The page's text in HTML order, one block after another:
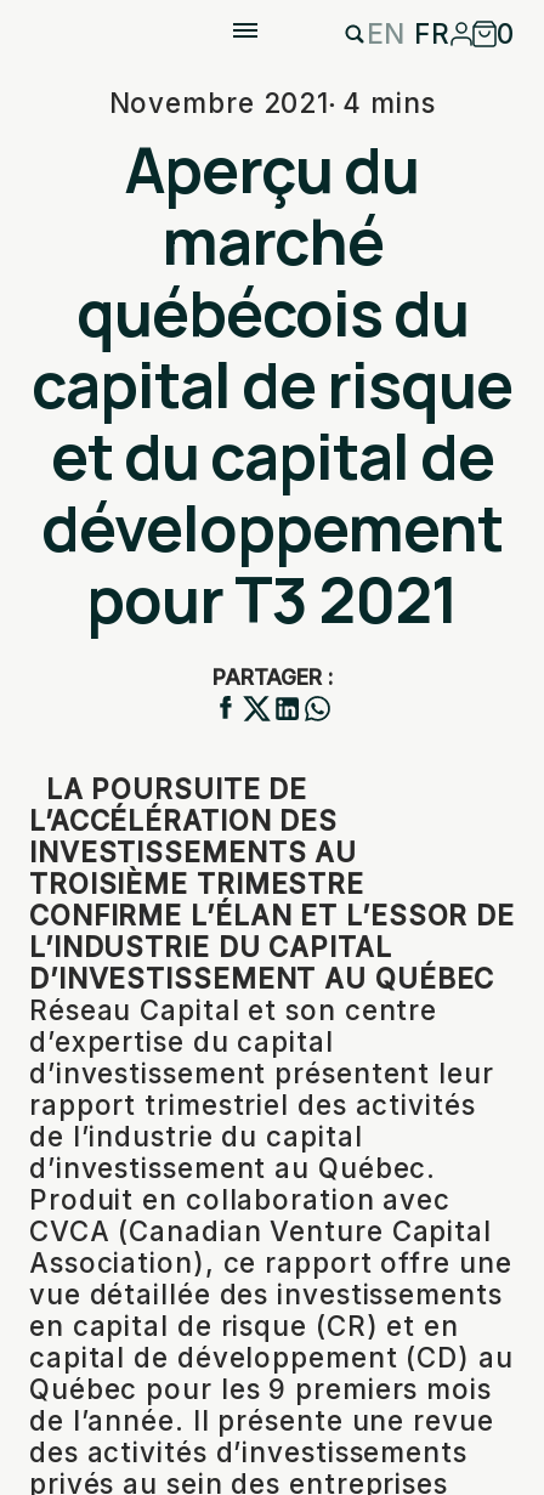
EN FR 0
Novembre 2021 4 mins
Aperçu du
marché
québécois du
capital de risque
et du capital de
développement
pour T3 2021
PARTAGER :
LA POURSUITE DE
L’ACCÉLÉRATION DES
INVESTISSEMENTS AU
TROISIÈME TRIMESTRE
CONFIRME L’ÉLAN ET L’ESSOR DE
L’INDUSTRIE DU CAPITAL
D’INVESTISSEMENT AU QUÉBEC
Réseau Capital et son centre
d’expertise du capital
d’investissement présentent leur
rapport trimestriel des activités
de l’industrie du capital
d’investissement au Québec.
Produit en collaboration avec
CVCA (Canadian Venture Capital
Association), ce rapport offre une
vue détaillée des investissements
en capital de risque (CR) et en
capital de développement (CD) au
Québec pour les 9 premiers mois
de l’année. Il présente une revue
des activités d’investissements
privés au sein des entreprises